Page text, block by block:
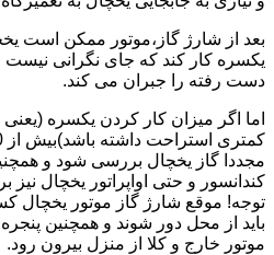
یکسره کار کند که جای نگرانی نیست
دست رفته را جبران می کند.
اما اگر میزان کار کردن یکسره
مجددا گاز یخچال بررسی شود و
کندانسور و حتی اواپراتور یخچال
توجه! موقع شارژ گاز موتور یخچال
باید از محل دور شوند و همچنین پنجره
موتور خارج و کلا از منزل بیرون رود.